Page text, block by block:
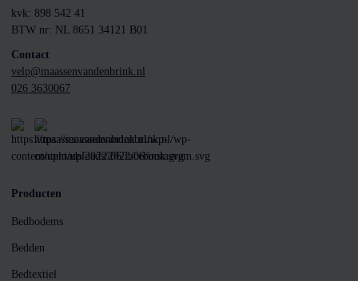
kvk: 898 542 41
BTW nr: NL 8651 34121 B01
Contact
velp@maassenvandenbrink.nl
026 3630067
Producten
Bedbodems
Bedden
Bedtextiel